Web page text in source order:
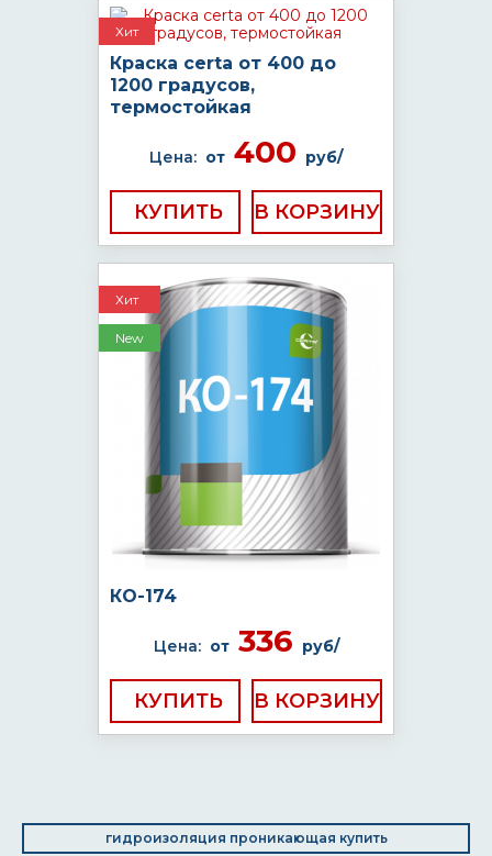
Хит
Краска certa от 400 до
1200 градусов,
термостойкая
Цена: от 400 руб/
КУПИТЬ
Хит
New
КО-174
Цена: от336 руб/
КУПИТЬ
гидроизоляция проникающая купить